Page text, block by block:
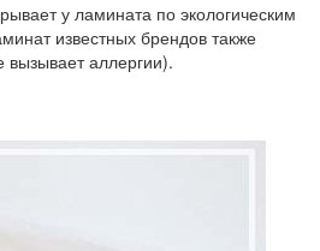
у ламината по экологическим
известных брендов также
вызывает аллергии).